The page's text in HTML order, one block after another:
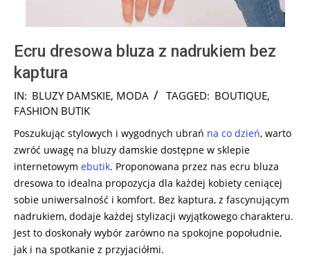
Ecru dresowa bluza z nadrukiem bez
kaptura
2024-
08-
IN: BLUZY DAMSKIE, MODA TAGGED: BOUTIQUE,
FASHION BUTIK
Poszukując stylowych i wygodnych ubrań na co dzień, warto
zwróć uwagę na bluzy damskie dostępne w sklepie
internetowym ebutik. Proponowana przez nas ecru bluza
dresowa to idealna propozycja dla każdej kobiety ceniącej
sobie uniwersalność i komfort. Bez kaptura, z fascynującym
nadrukiem, dodaje każdej stylizacji wyjątkowego charakteru.
Jest to doskonały wybór zarówno na spokojne popołudnie,
jak i na spotkanie z przyjaciółmi.